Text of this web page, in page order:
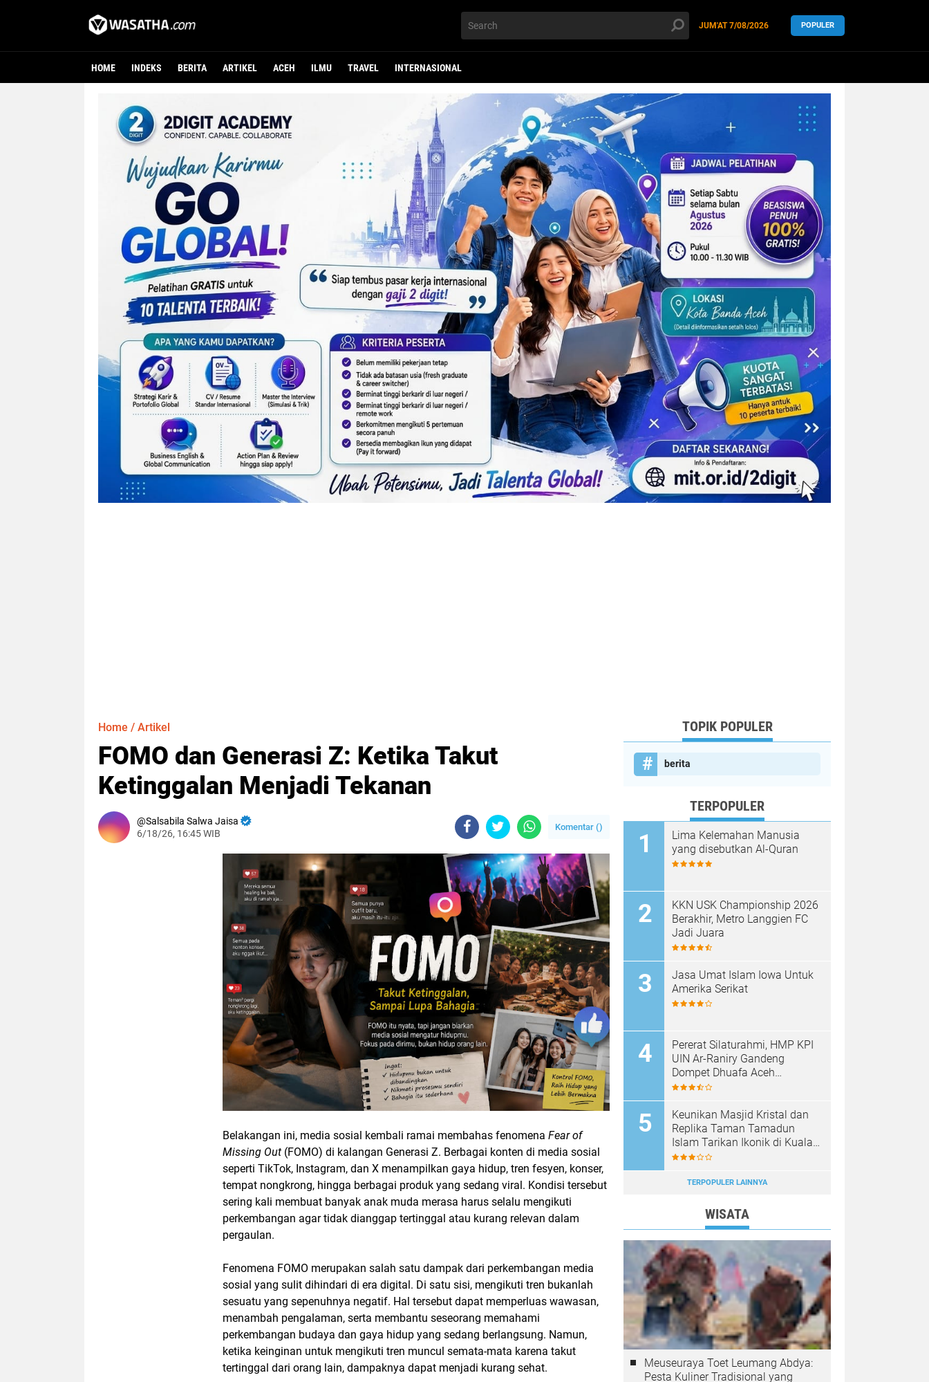
JUM'AT7/08/2026 POPULER
HOME INDEKS BERITA ARTIKEL ACEH ILMU TRAVEL INTERNASIONAL
Home / Artikel
FOMO dan Generasi Z: Ketika Takut
Ketinggalan Menjadi Tekanan
Salsabila Salwa Jaisa
6/18/26, 16:45 WIB
Komentar ()
Belakangan ini, media sosial kembali ramai membahas fenomena Fear of
Missing Out (FOMO) di kalangan Generasi Z. Berbagai konten di media sosial
seperti TikTok, Instagram, dan X menampilkan gaya hidup, tren fesyen, konser,
tempat nongkrong, hingga berbagai produk yang sedang viral. Kondisi tersebut
sering kali membuat banyak anak muda merasa harus selalu mengikuti
perkembangan agar tidak dianggap tertinggal atau kurang relevan dalam
pergaulan.
Fenomena FOMO merupakan salah satu dampak dari perkembangan media
sosial yang sulit dihindari di era digital. Di satu sisi, mengikuti tren bukanlah
sesuatu yang sepenuhnya negatif. Hal tersebut dapat memperluas wawasan,
menambah pengalaman, serta membantu seseorang memahami
perkembangan budaya dan gaya hidup yang sedang berlangsung. Namun,
ketika keinginan untuk mengikuti tren muncul semata-mata karena takut
tertinggal dari orang lain, dampaknya dapat menjadi kurang sehat.
TOPIK POPULER
berita
TERPOPULER
Lima Kelemahan Manusia
yang disebutkan Al-Quran
KKN USK Championship 2026
Berakhir, Metro Langgien FC
Jadi Juara
Jasa Umat Islam Iowa Untuk
Amerika Serikat
Pererat Silaturahmi, HMP KPI
UIN Ar-Raniry Gandeng
Dompet Dhuafa Aceh
Sukseskan Communication
Keunikan Masjid Kristal dan
Replika Taman Tamadun
Islam Tarikan Ikonik di Kuala
Terengganu, Malaysia
TERPOPULER LAINNYA
WISATA
Meuseuraya Toet Leumang Abdya:
Pesta Kuliner Tradisional yang